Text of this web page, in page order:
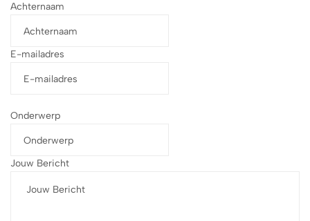
Achternaam
E-mailadres
Onderwerp
Jouw Bericht